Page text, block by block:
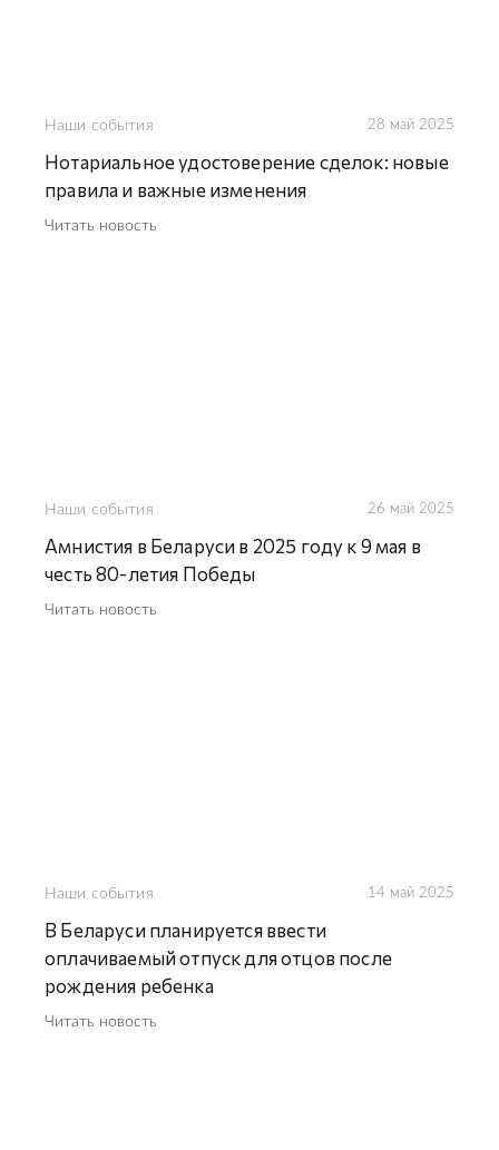
Наши события 28 май 2025
Нотариальное удостоверение сделок: новые
правила и важные изменения
Читать новость
Наши события 26 май 2025
Амнистия в Беларуси в 2025 году к 9 мая в
честь 80-летия Победы
Читать новость
Наши события 14 май 2025
В Беларуси планируется ввести
оплачиваемый отпуск для отцов после
рождения ребенка
Читать новость